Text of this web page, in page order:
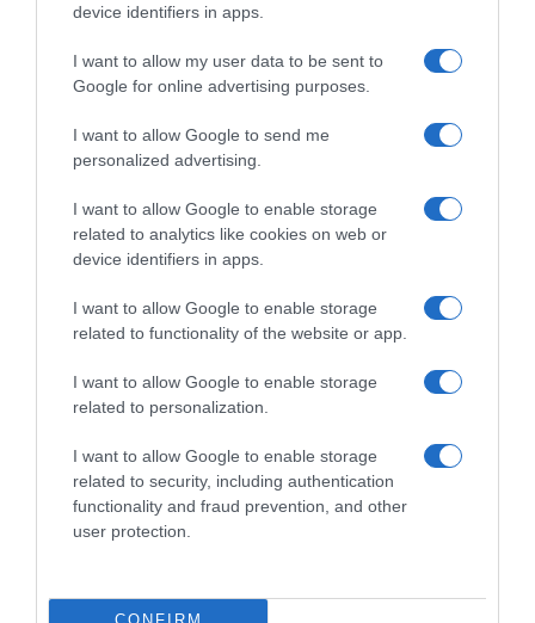
device identifiers in apps.
I want to allow my user data to be sent to
Google for online advertising purposes.
I want to allow Google to send me
personalized advertising.
I want to allow Google to enable storage
related to analytics like cookies on web or
device identifiers in apps.
I want to allow Google to enable storage
related to functionality of the website or app.
I want to allow Google to enable storage
related to personalization.
I want to allow Google to enable storage
related to security, including authentication
functionality and fraud prevention, and other
user protection.
CONFIRM
Ακολούθησε το debater.gr στο
ΔΙΑΦΗΜΙΣΗ